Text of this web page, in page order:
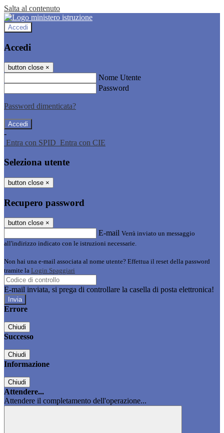
Salta al contenuto
Accedi
Accedi
button close ×
Nome Utente
Password
Password dimenticata?
-
Entra con SPID Entra con CIE
Seleziona utente
button close ×
Recupero password
button close ×
E-mail Verrà inviato un messaggio
all'indirizzo indicato con le istruzioni necessarie.
Non hai una e-mail associata al nome utente? Effettua il reset della password
tramite la Login Spaggiari
E-mail inviata, si prega di controllare la casella di posta elettronica!
Errore
Chiudi
Successo
Chiudi
Informazione
Chiudi
Attendere...
Attendere il completamento dell'operazione...